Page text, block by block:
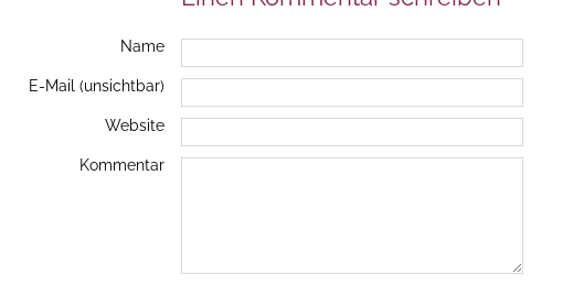
Name
E-Mail (unsichtbar)
Website
Kommentar